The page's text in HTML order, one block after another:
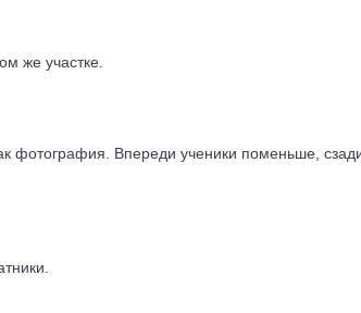
же участке.
фотография. Впереди ученики поменьше,